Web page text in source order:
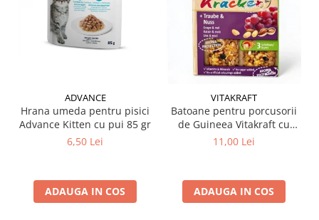
ADVANCE
Hrana umeda pentru pisici
Advance Kitten cu pui 85 gr
6,50 Lei
ADAUGA IN COS
VITAKRAFT
Batoane pentru porcusorii
de Guineea Vitakraft cu
struguri & nuci 2 buc
11,00 Lei
ADAUGA IN COS